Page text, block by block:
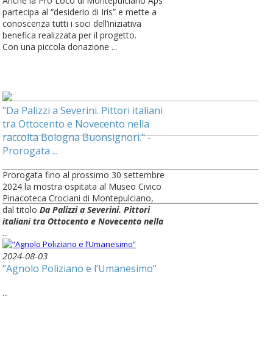
partecipa al “desiderio di Iris” e mette a
conoscenza tutti i soci dell’iniziativa
benefica realizzata per il progetto.
Con una piccola donazione ...
"Da Palizzi a Severini. Pittori italiani
tra Ottocento e Novecento nella
raccolta Bologna Buonsignori." -
Prorogata ...
Prorogata fino al prossimo 30 settembre
2024 la mostra ospitata al Museo Civico
Pinacoteca Crociani di Montepulciano,
dal titoloDa Palizzi a Severini. Pittori
italiani tra Ottocento e Novecento nella
...
2024-08-03
“Agnolo Poliziano e l’Umanesimo”
...